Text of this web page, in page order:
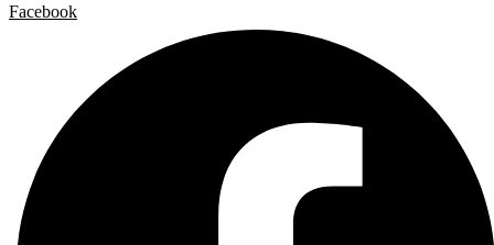
Facebook